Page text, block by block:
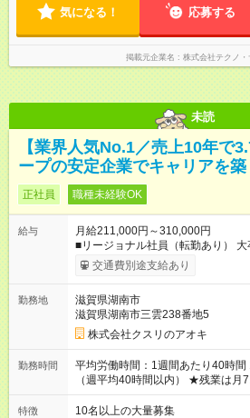
気になる！ 応募する
掲載元企業名 株式会社テクノ・
未読
【業界人気No.1／売上10年で
ープの安定企業でキャリアを
正社員 職種未経験OK
給与
月給211,000円～310,000円
■リージョナル社員（転勤あり）
310，000円 高卒以上／月給211，000
手当（石川県、富山県、福井県、
種手当あり ★登録販売者資格保持
務経験がない方にも同額を支給）
固定社員は当社規定に従い額が変動 ＝＝＝＝＝＝＝＝＝＝＝＝
＝＝ ★職務給制度で実力次第で収
給与が支払われ、昇格試験なく役
る制度です。 約4割の社員が入社3
交通費別途支給あり
勤務地
滋賀県湖南市
滋賀県湖南市三雲238番地5
株式会社クスリのアオキ
勤務時間
平均労働時間：1週間あたり40時間
（週平均40時間以内） ★残業は月
＜店舗の基本営業時間＞ 9時～22
なります。 ＜シフト例＞ 早番：8時00分～17時00分 中番：11
特徴 10名以上の大量募集